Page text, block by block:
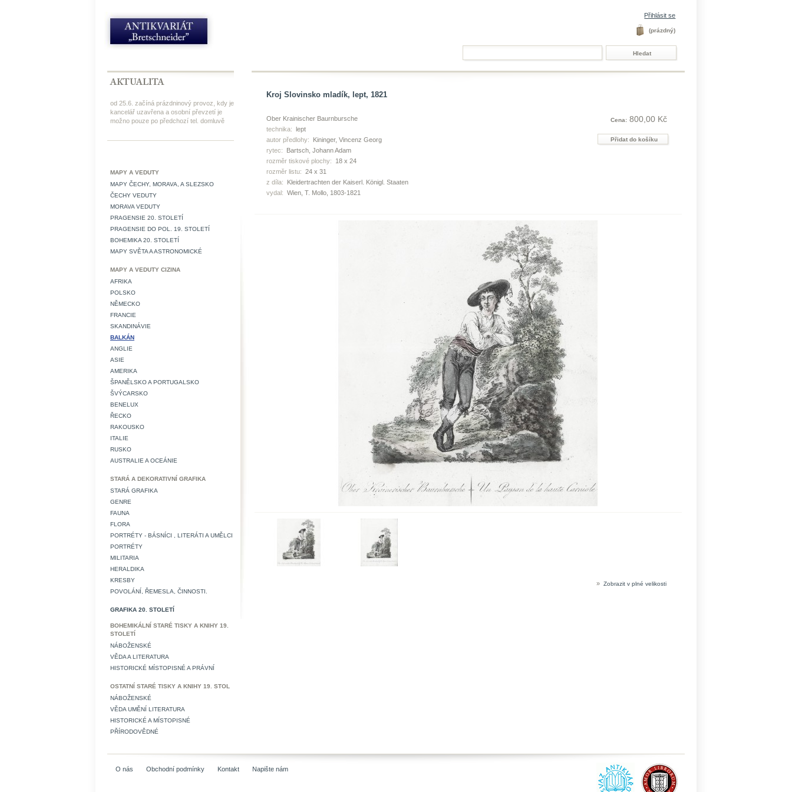
Přihlásit se
(prázdný)
od 25.6. začíná prázdninový provoz, kdy je
kancelář uzavřena a osobní převzetí je
možno pouze po předchozí tel. domluvě
MAPY A VEDUTY
MAPY ČECHY, MORAVA, A SLEZSKO
ČECHY VEDUTY
MORAVA VEDUTY
PRAGENSIE 20. STOLETÍ
PRAGENSIE DO POL. 19. STOLETÍ
BOHEMIKA 20. STOLETÍ
MAPY SVĚTA A ASTRONOMICKÉ
MAPY A VEDUTY CIZINA
AFRIKA
POLSKO
NĚMECKO
FRANCIE
SKANDINÁVIE
BALKÁN
ANGLIE
ASIE
AMERIKA
ŠPANĚLSKO A PORTUGALSKO
ŠVÝCARSKO
BENELUX
ŘECKO
RAKOUSKO
ITALIE
RUSKO
AUSTRALIE A OCEÁNIE
STARÁ A DEKORATIVNÍ GRAFIKA
STARÁ GRAFIKA
GENRE
FAUNA
FLORA
PORTRÉTY - BÁSNÍCI , LITERÁTI A UMĚLCI
PORTRÉTY
MILITARIA
HERALDIKA
KRESBY
POVOLÁNÍ, ŘEMESLA, ČINNOSTI.
GRAFIKA 20. STOLETÍ
BOHEMIKÁLNÍ STARÉ TISKY A KNIHY 19.
STOLETÍ
NÁBOŽENSKÉ
VĚDA A LITERATURA
HISTORICKÉ MÍSTOPISNÉ A PRÁVNÍ
OSTATNÍ STARÉ TISKY A KNIHY 19. STOL
NÁBOŽENSKÉ
VĚDA UMĚNÍ LITERATURA
HISTORICKÉ A MÍSTOPISNÉ
PŘÍRODOVĚDNÉ
Kroj Slovinsko mladík, lept, 1821
Ober Krainischer Baurnbursche
technika: lept
autor předlohy:
Kininger, Vincenz Georg
rytec:
Bartsch, Johann Adam
rozměr tiskové plochy:
18 x 24
rozměr listu: 24 x 31
z díla:
Kleidertrachten der Kaiserl. Königl. Staaten
vydal: Wien, T. Mollo, 1803-1821
Cena: 800,00 Kč
» Zobrazit v plné velikosti
O nás Obchodní podmínky Kontakt Napište nám